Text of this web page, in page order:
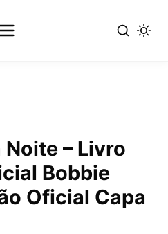
Noite – Livro
Bobbie
Oficial Capa